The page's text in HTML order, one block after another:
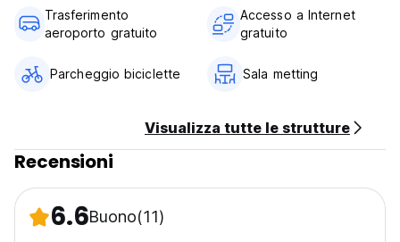
Non fumatori. (Auto-translated from original language)
Trasferimento
aeroporto gratuito
Accesso a Internet
gratuito
Parcheggio biciclette Sala metting
Visualizza tutte le strutture
Recensioni
6.6Buono(11)